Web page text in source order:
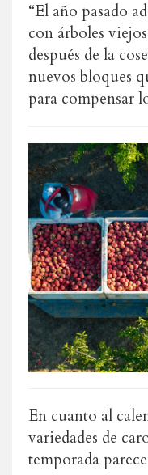
“El año pasado
con árboles
después de la
nuevos bloques
para compensar
En cuanto al
variedades de
temporada